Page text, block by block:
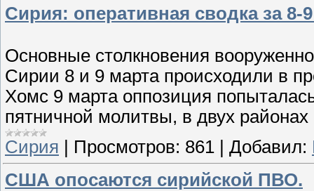
Сирия: оперативная сводка за 8-
Основные столкновения
Сирии 8 и 9 марта происходили в
Хомс 9 марта оппозиция
пятничной молитвы, в двух
Сирия | Просмотров: 861 | Добавил:
США опосаются сирийской ПВО.